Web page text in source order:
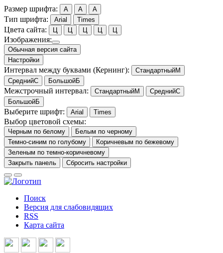
Размер шрифта: A A A
Тип шрифта: Arial Times
Цвета сайта: Ц Ц Ц Ц Ц
Изображения:
Обычная версия сайта
Настройки
Интервал между буквами (Кернинг): СтандартныйМ
СреднийС БольшойБ
Межстрочный интервал: СтандартныйМ СреднийС
БольшойБ
Выберите шрифт: Arial Times
Выбор цветовой схемы:
Черным по белому
Белым по черному
Темно-синим по голубому
Коричневым по бежевому
Зеленым по темно-коричневому
Закрыть панель
Сбросить настройки
Поиск
Версия для слабовидящих
RSS
Карта сайта